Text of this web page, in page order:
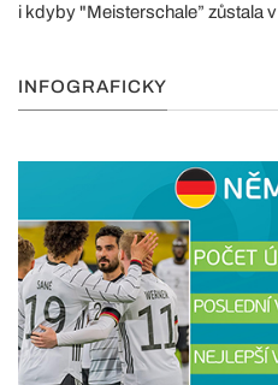
i kdyby "Meisterschale” zůstala
INFOGRAFICKY